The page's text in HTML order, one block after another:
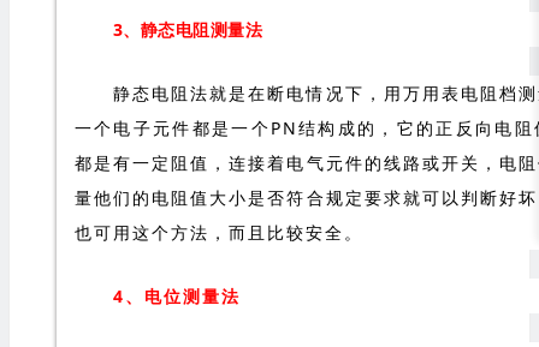
3、静态电阻测量法
静态电阻法就是在断电情况下，用万用表电阻档
一个电子元件都是一个PN结构成的，它的正反向电
都是有一定阻值，连接着电气元件的线路或开关，电
量他们的电阻值大小是否符合规定要求就可以判断好
也可用这个方法，而且比较安全。
4、电位测量法